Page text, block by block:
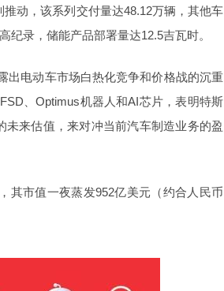
动，该系列交付量达48.12万辆，其他车
录，储能产品部署量达12.5吉瓦时。
出电动车市场白热化竞争和价格战的沉重
、Optimus机器人和AI芯片，表明特斯
未来估值，来对冲当前汽车制造业务的盈
其市值一夜蒸发952亿美元（约合人民币